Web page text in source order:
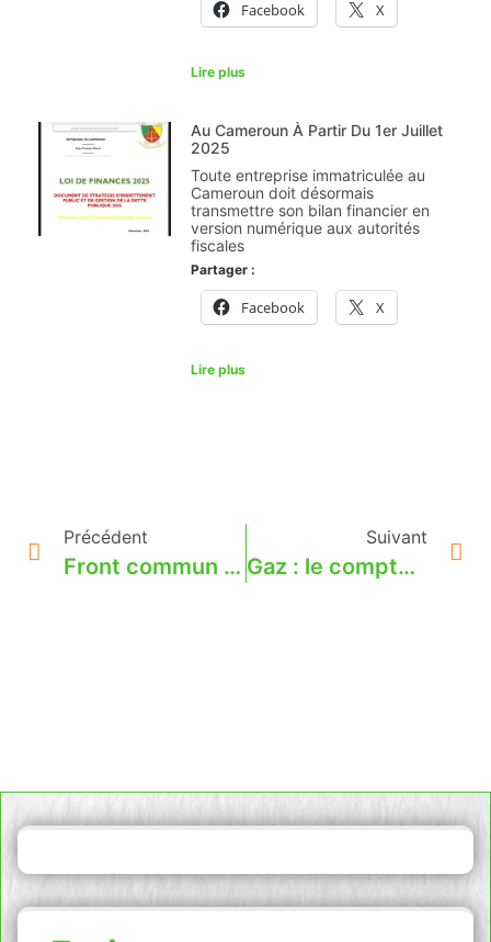
Facebook X
Lire plus
Au Cameroun À Partir Du 1er Juillet
2025
Toute entreprise immatriculée au
Cameroun doit désormais
transmettre son bilan financier en
version numérique aux autorités
fiscales
Partager :
Facebook X
Lire plus
Précédent
Front commun des associations de consommateurs et de la FNCCR pour préserver les TRVE
Suivant
Gaz : le compteur gazpar